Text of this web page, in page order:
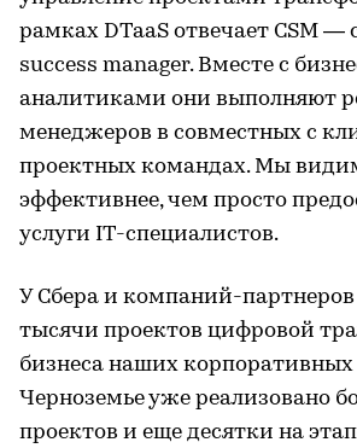
рамках DTaaS отвечает CSM —
success manager. Вместе с
аналитиками они выполняют
менеджеров в совместных с
проектных командах. Мы
эффективнее, чем просто
услуги IT-специалистов.
У Сбера и компаний-партнеров
тысячи проектов цифровой
бизнеса наших корпоративных
Черноземье уже реализовано
проектов и еще десятки на